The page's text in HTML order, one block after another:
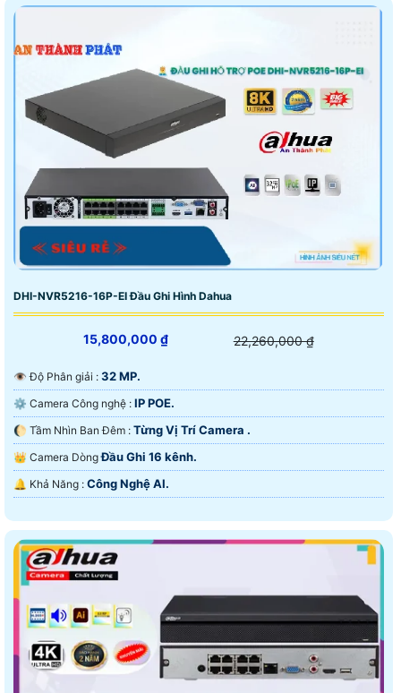
DHI-NVR5216-16P-EI Đầu Ghi Hình Dahua
15,800,000 ₫ 22,260,000 ₫
👁 Độ Phân giải : 32 MP.
⚙ Camera Công nghệ : IP POE.
🌔 Tầm Nhìn Ban Đêm : Từng Vị Trí Camera .
👑 Camera DòngĐầu Ghi 16 kênh.
️🔔 Khả Năng : Công Nghệ AI.